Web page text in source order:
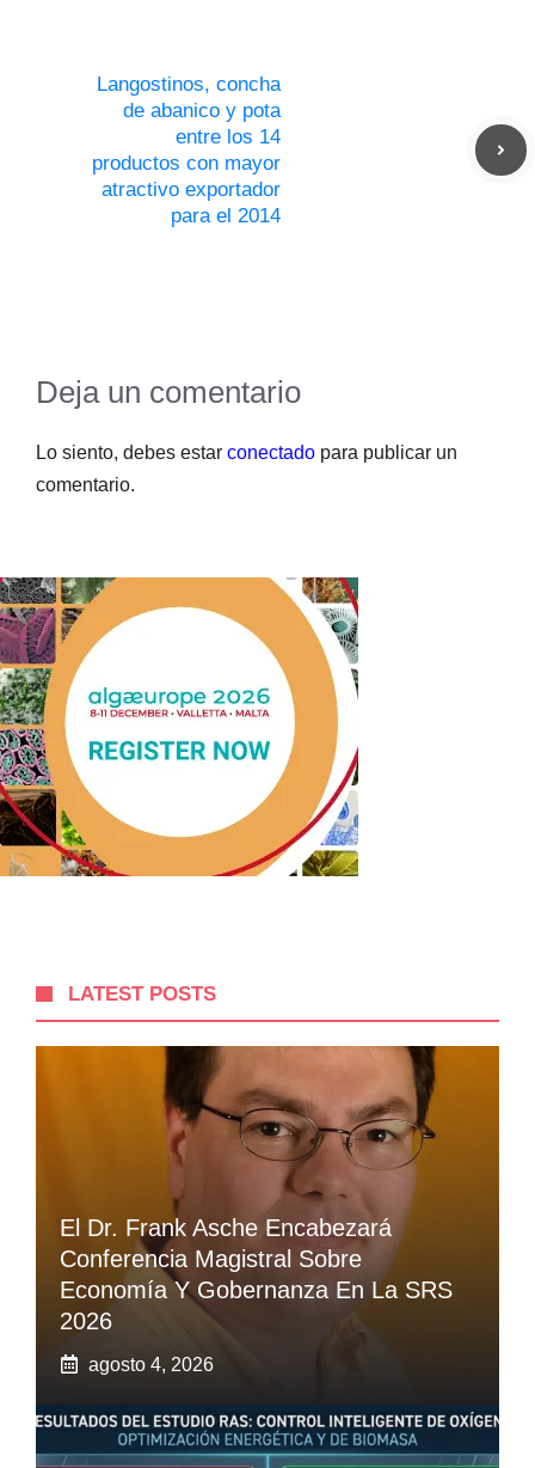
Langostinos, concha
de abanico y pota
entre los 14
productos con mayor
atractivo exportador
para el 2014
Deja un comentario
Lo siento, debes estar conectado para publicar un
comentario.
LATEST POSTS
El Dr. Frank Asche Encabezará
Conferencia Magistral Sobre
Economía Y Gobernanza En La SRS
2026
agosto 4, 2026